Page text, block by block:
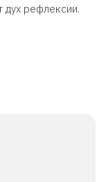
дух рефлексии.